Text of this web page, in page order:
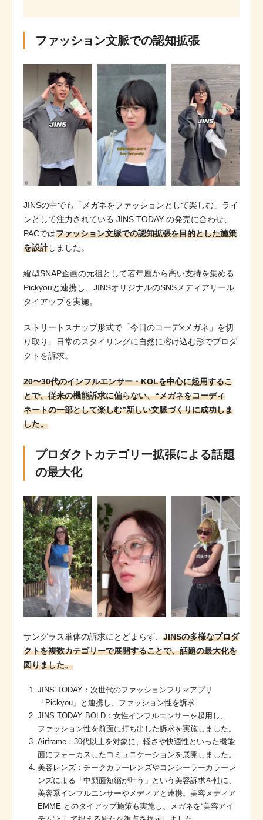
ファッション文脈での認知拡張
JINSの中でも「メガネをファッションとして楽しむ」ライ
ンとして注力されている JINS TODAY の発売に合わせ、
PACではファッション文脈での認知拡張を目的とした施策
を設計しました。
縦型SNAP企画の元祖として若年層から高い支持を集める
Pickyouと連携し、JINSオリジナルのSNSメディアリール
タイアップを実施。
ストリートスナップ形式で「今日のコーデ×メガネ」を切
り取り、日常のスタイリングに自然に溶け込む形でプロダ
クトを訴求。
20〜30代のインフルエンサー・KOLを中心に起用するこ
とで、従来の機能訴求に偏らない、“メガネをコーディ
ネートの一部として楽しむ”新しい文脈づくりに成功しま
した。
プロダクトカテゴリー拡張による話題
の最大化
サングラス単体の訴求にとどまらず、 JINSの多様なプロダ
クトを複数カテゴリーで展開することで、話題の最大化を
図りました。
JINS TODAY：次世代のファッションフリマアプリ
「Pickyou」と連携し、ファッション性を訴求
JINS TODAY BOLD：女性インフルエンサーを起用し、
ファッション性を前面に打ち出した訴求を実施しました。
Airframe：30代以上を対象に、軽さや快適性といった機能
面にフォーカスしたコミュニケーションを展開しました。
美容レンズ：チークカラーレンズやコンシーラーカラーレ
ンズによる「中顔面短縮が叶う」という美容訴求を軸に、
美容系インフルエンサーやメディアと連携。美容メディア
EMME とのタイアップ施策も実施し、メガネを“美容アイ